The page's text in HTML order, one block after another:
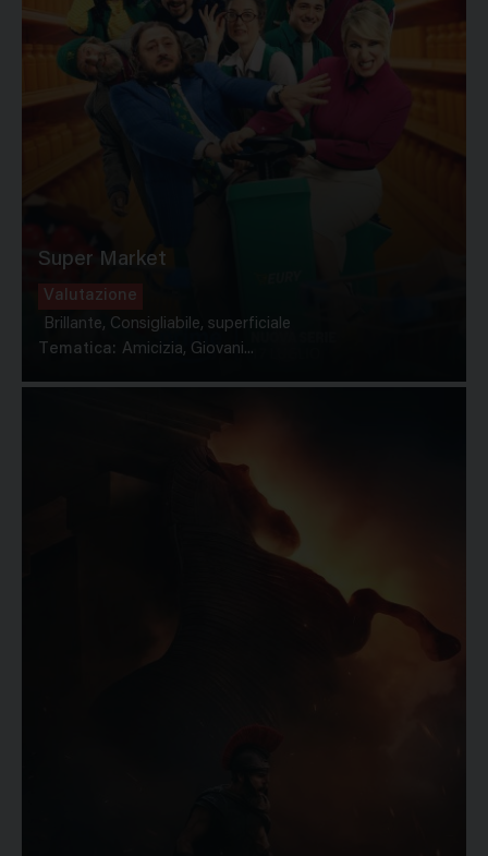
Super Market
Valutazione
Brillante, Consigliabile, superficiale
Tematica: Amicizia, Giovani...